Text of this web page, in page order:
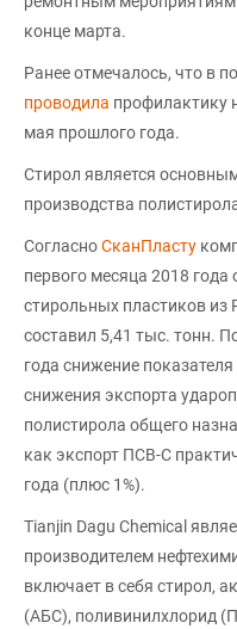
конце марта.
Ранее отмечалось, что в
проводила профилактику
мая прошлого года.
Стирол является
производства
СогласноСканПласту
первого месяца 2018
стирольных пластиков из
составил 5,41 тыс. тонн.
года снижение
снижения экспорта
полистирола общего
как экспорт ПСВ-С
года (плюс 1%).
Tianjin Dagu Chemical
производителем
включает в себя стирол,
(АБС), поливинилхлорид